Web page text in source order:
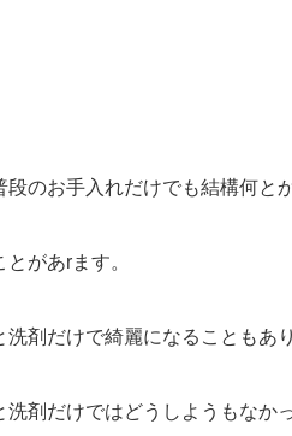
段のお手入れだけでも結構何と
があrます。
剤だけで綺麗になることもあ
剤だけではどうしようもなか